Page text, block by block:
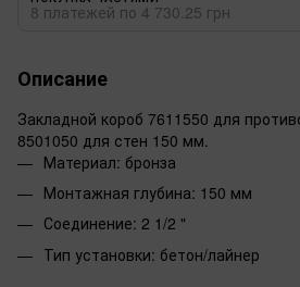
8 платежей по 4 730.25 грн
Описание
Закладной короб 7611550 для
8501050 для стен 150 мм.
Материал: бронза
Монтажная глубина: 150 мм
Соединение: 2 1/2 "
Тип установки: бетон/лайнер